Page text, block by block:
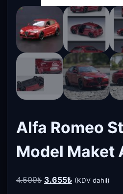
Alfa Romeo
Model Maket
4.509₺ Orijinal
3.655₺Şu
(KDV dahil)